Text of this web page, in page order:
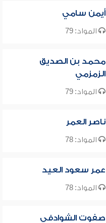
أيمن سامي
المواد: 79
محمد بن الصديق
الزمزمي
المواد: 79
ناصر العمر
المواد: 78
عمر سعود العيد
المواد: 78
صفوت الشوادفي